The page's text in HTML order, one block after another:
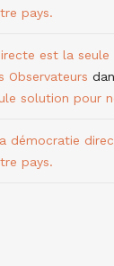
pays.
est la
Observateurs
solution pour
démocratie
pays.